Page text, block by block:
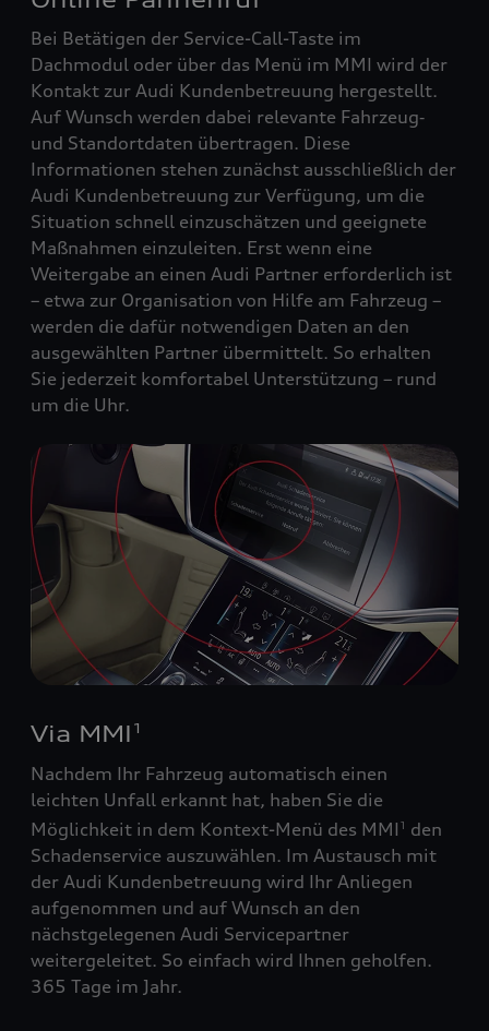
Bei Betätigen der Service-Call-Taste im
Dachmodul oder über das Menü im MMI wird der
Kontakt zur Audi Kundenbetreuung hergestellt.
Auf Wunsch werden dabei relevante Fahrzeug‑
und Standortdaten übertragen. Diese
Informationen stehen zunächst ausschließlich der
Audi Kundenbetreuung zur Verfügung, um die
Situation schnell einzuschätzen und geeignete
Maßnahmen einzuleiten. Erst wenn eine
Weitergabe an einen Audi Partner erforderlich ist
– etwa zur Organisation von Hilfe am Fahrzeug –
werden die dafür notwendigen Daten an den
ausgewählten Partner übermittelt. So erhalten
Sie jederzeit komfortabel Unterstützung – rund
um die Uhr.
Via MMI 1
Nachdem Ihr Fahrzeug automatisch einen
leichten Unfall erkannt hat, haben Sie die
Möglichkeit in dem Kontext-Menü des MMI 1
den
Schadenservice auszuwählen. Im Austausch mit
der Audi Kundenbetreuung wird Ihr Anliegen
aufgenommen und auf Wunsch an den
nächstgelegenen Audi Servicepartner
weitergeleitet. So einfach wird Ihnen geholfen.
365 Tage im Jahr.